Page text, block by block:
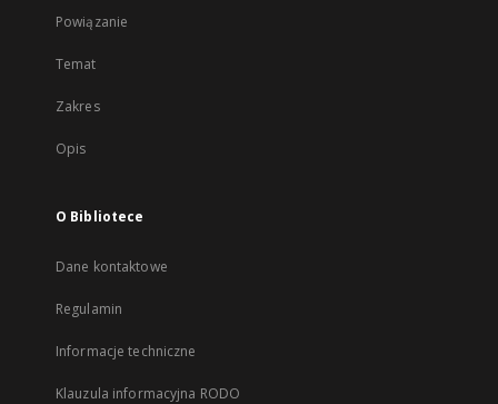
Powiązanie
Temat
Zakres
Opis
O Bibliotece
Dane kontaktowe
Regulamin
Informacje techniczne
Klauzula informacyjna RODO